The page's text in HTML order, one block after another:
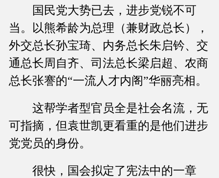
国民党大势已去，进步党锐不可
当。以熊希龄为总理（兼财政总长），
外交总长孙宝琦、内务总长朱启钤、交
通总长周自齐、司法总长梁启超、农商
总长张謇的“一流人才内阁”华丽亮相。
这帮学者型官员全是社会名流，无
可指摘，但袁世凯更看重的是他们进步
党党员的身份。
很快，国会拟定了宪法中的一章